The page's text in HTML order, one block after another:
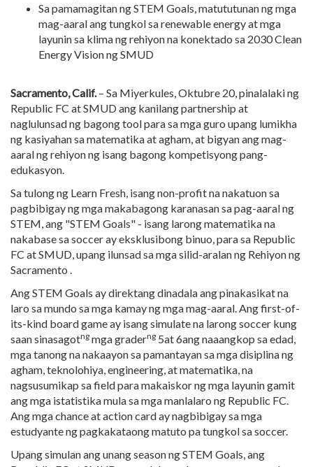
Sa pamamagitan ng STEM Goals, matututunan ng mga
mag-aaral ang tungkol sa renewable energy at mga
layunin sa klima ng rehiyon na konektado sa 2030 Clean
Energy Vision ng SMUD
Sacramento, Calif.– Sa Miyerkules, Oktubre 20, pinalalaki ng
Republic FC at SMUD ang kanilang partnership at
naglulunsad ng bagong tool para sa mga guro upang lumikha
ng kasiyahan sa matematika at agham, at bigyan ang mag-
aaral ng rehiyon ng isang bagong kompetisyong pang-
edukasyon.
Sa tulong ng Learn Fresh, isang non-profit na nakatuon sa
pagbibigay ng mga makabagong karanasan sa pag-aaral ng
STEM, ang "STEM Goals" - isang larong matematika na
nakabase sa soccer ay eksklusibong binuo, para sa Republic
FC at SMUD, upang ilunsad sa mga silid-aralan ng Rehiyon ng
Sacramento .
Ang STEM Goals ay direktang dinadala ang pinakasikat na
laro sa mundo sa mga kamay ng mga mag-aaral. Ang first-of-
its-kind board game ay isang simulate na larong soccer kung
saan sinasagotng mga graderng 5at 6ang naaangkop sa edad,
mga tanong na nakaayon sa pamantayan sa mga disiplina ng
agham, teknolohiya, engineering, at matematika, na
nagsusumikap sa field para makaiskor ng mga layunin gamit
ang mga istatistika mula sa mga manlalaro ng Republic FC.
Ang mga chance at action card ay nagbibigay sa mga
estudyante ng pagkakataong matuto pa tungkol sa soccer.
Upang simulan ang unang season ng STEM Goals, ang